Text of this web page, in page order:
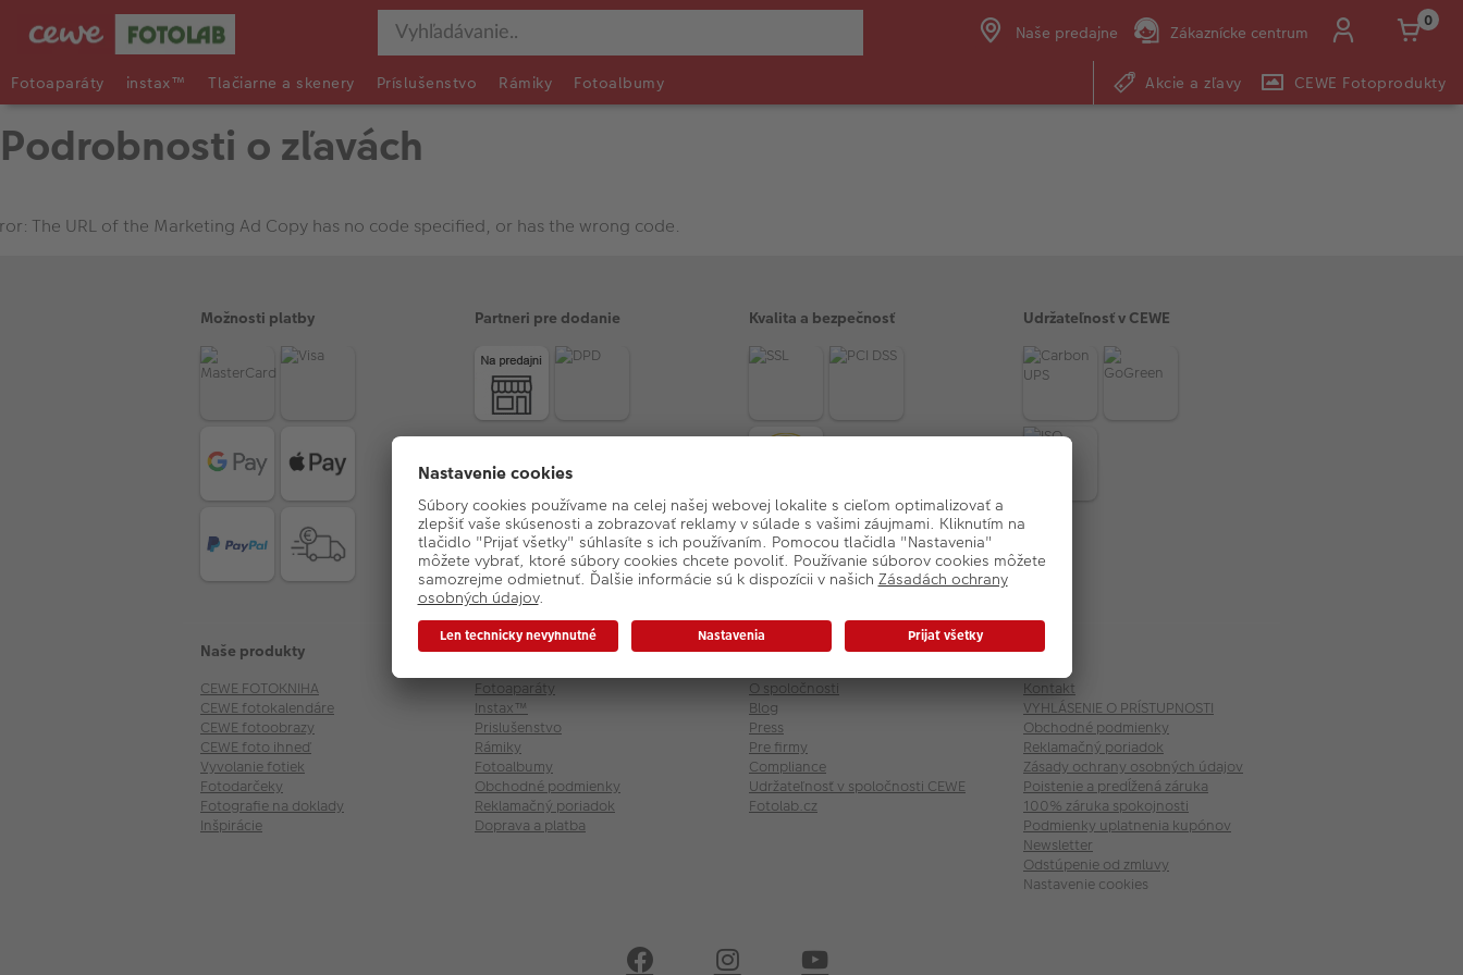
Naše predajne Zákaznícke centrum
0
Fotoaparáty instax™ Tlačiarne a skenery Príslušenstvo Rámiky Fotoalbumy Akcie a zľavy CEWE Fotoprodukty
Podrobnosti o zľavách
The URL of the Marketing Ad Copy has no code specified, or has the wrong code.
Možnosti platby Partneri pre dodanie Kvalita a bezpečnosť Udržateľnosť v CEWE
Naše produkty
CEWE FOTOKNIHA
CEWE fotokalendáre
CEWE fotoobrazy
CEWE foto ihneď
Vyvolanie fotiek
Fotodarčeky
Fotografie na doklady
Inšpirácie
E-shop
Fotoaparáty
Instax™
Prislušenstvo
Rámiky
Fotoalbumy
Obchodné podmienky
Reklamačný poriadok
Doprava a platba
O nás
O spoločnosti
Blog
Press
Pre firmy
Compliance
Udržateľnosť v spoločnosti CEWE
Fotolab.cz
Servis
Kontakt
VYHLÁSENIE O PRÍSTUPNOSTI
Obchodné podmienky
Reklamačný poriadok
Zásady ochrany osobných údajov
Poistenie a predĺžená záruka
100% záruka spokojnosti
Podmienky uplatnenia kupónov
Newsletter
Odstúpenie od zmluvy
Nastavenie cookies